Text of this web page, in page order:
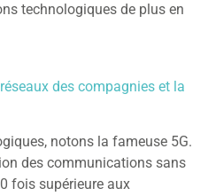
technologiques de plus en
des compagnies et la
notons la fameuse 5G.
des communications sans
fois supérieure aux